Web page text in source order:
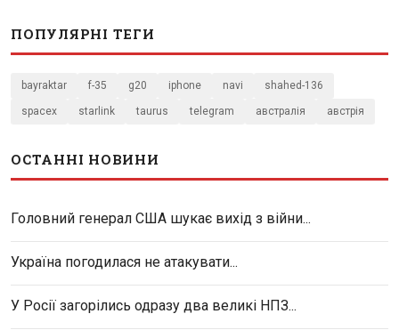
ПОПУЛЯРНІ ТЕГИ
bayraktar f-35 g20 iphone navi shahed-136
spacex starlink taurus telegram австралія австрія
ОСТАННІ НОВИНИ
Головний генерал США шукає вихід з війни...
Україна погодилася не атакувати...
У Росії загорілись одразу два великі НПЗ...